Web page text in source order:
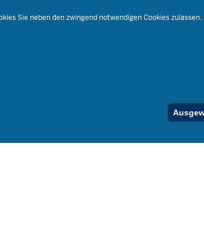
Sie neben den zwingend notwendigen Cookies zulassen.
RSS-Feed